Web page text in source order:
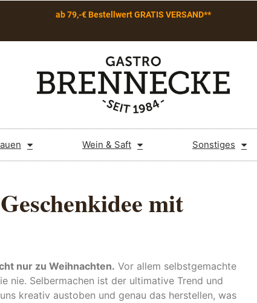
ab 79,-€ Bestellwert GRATIS VERSAND**
Wein & Saft Sonstiges
mit
nur zu Weihnachten. Vor allem selbstgemachte
nie. Selbermachen ist der ultimative Trend und
kreativ austoben und genau das herstellen, was